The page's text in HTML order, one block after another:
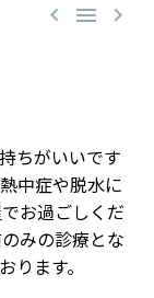
  
ちがいいです
中症や脱水に
お過ごしくだ
みの診療とな
ります。